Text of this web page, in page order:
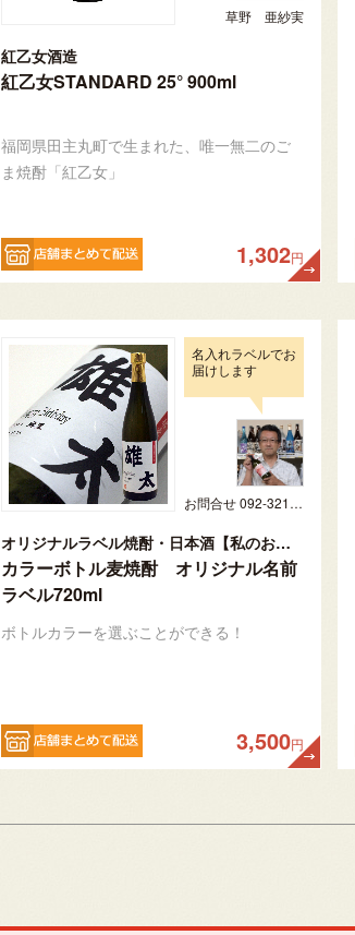
草野 亜紗実
紅乙女酒造
紅乙女STANDARD 25° 900ml
福岡県田主丸町で生まれた、唯一無二のご
ま焼酎「紅乙女」
1,302円
名入れラベルでお
届けします
お問合せ 092-321-1597
オリジナルラベル焼酎・日本酒【私のお酒】
カラーボトル麦焼酎 オリジナル名前
ラベル720ml
ボトルカラーを選ぶことができる！
3,500円